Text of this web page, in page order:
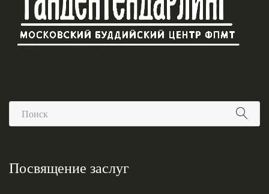
Посвящение заслуг